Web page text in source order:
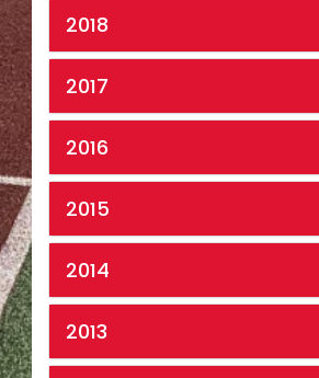
2018
2017
2016
2015
2014
2013